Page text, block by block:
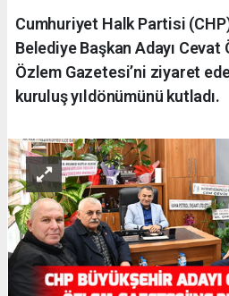
Cumhuriyet Halk Partisi
Belediye Başkan Adayı
Özlem Gazetesi’ni ziyaret
kuruluş yıldönümünü kutladı.